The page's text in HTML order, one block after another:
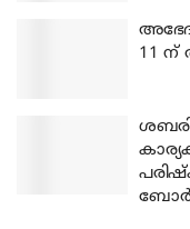
11 ന്